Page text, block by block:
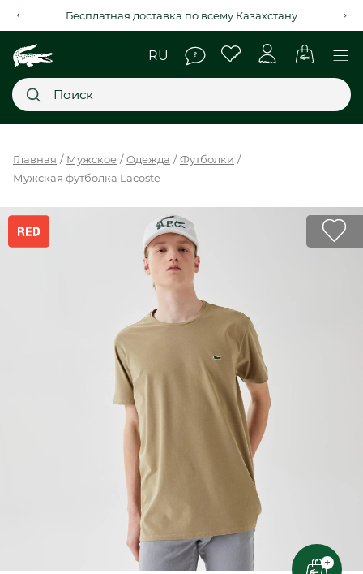
Бесплатная доставка по всему Казахстану
НОВИНКИ
SALE
МЫ LACOSTE
Главная Мужское Одежда
Футболки
Мужская футболка Lacoste
+